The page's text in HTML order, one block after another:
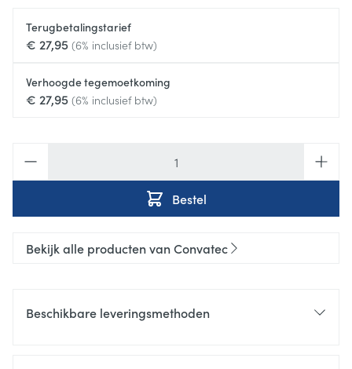
Terugbetalingstarief
€ 27,95 (6% inclusief btw)
Verhoogde tegemoetkoming
€ 27,95 (6% inclusief btw)
Bestel
Bekijk alle producten van Convatec
Beschikbare leveringsmethoden